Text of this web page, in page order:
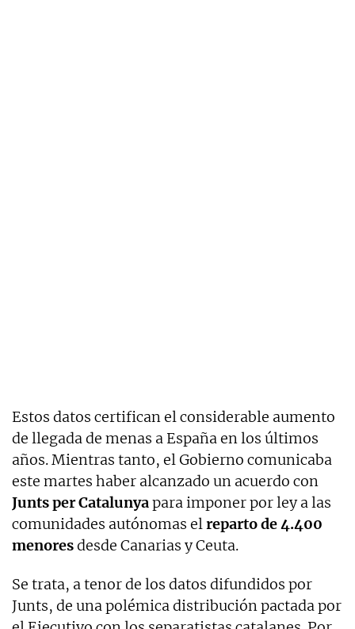
Estos datos certifican el considerable aumento
de llegada de menas a España en los últimos
años. Mientras tanto, el Gobierno comunicaba
este martes haber alcanzado un acuerdo con
Junts per Catalunyapara imponer por ley a las
comunidades autónomas elreparto de 4.400
menoresdesde Canarias y Ceuta.
Se trata, a tenor de los datos difundidos por
Junts, de una polémica distribución pactada por